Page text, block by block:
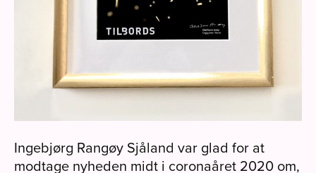
Ingebjørg Rangøy Sjåland var glad for at
modtage nyheden midt i coronaåret 2020 om,